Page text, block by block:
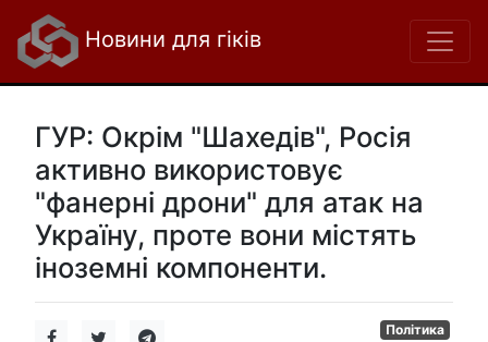
Новини для гіків
ГУР: Окрім "Шахедів", Росія
активно використовує
"фанерні дрони" для атак на
Україну, проте вони містять
іноземні компоненти.
Політика